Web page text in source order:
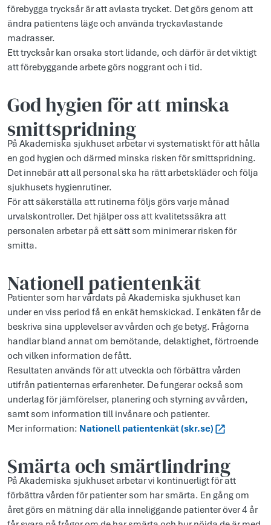
förebygga trycksår är att avlasta trycket. Det görs genom att
ändra patientens läge och använda tryckavlastande
madrasser.
Ett trycksår kan orsaka stort lidande, och därför är det viktigt
att förebyggande arbete görs noggrant och i tid.
God hygien för att minska
smittspridning
På Akademiska sjukhuset arbetar vi systematiskt för att hålla
en god hygien och därmed minska risken för smittspridning.
Det innebär att all personal ska ha rätt arbetskläder och följa
sjukhusets hygienrutiner.
För att säkerställa att rutinerna följs görs varje månad
urvalskontroller. Det hjälper oss att kvalitetssäkra att
personalen arbetar på ett sätt som minimerar risken för
smitta.
Nationell patientenkät
Patienter som har vårdats på Akademiska sjukhuset kan
under en viss period få en enkät hemskickad. I enkäten får de
beskriva sina upplevelser av vården och ge betyg. Frågorna
handlar bland annat om bemötande, delaktighet, förtroende
och vilken information de fått.
Resultaten används för att utveckla och förbättra vården
utifrån patienternas erfarenheter. De fungerar också som
underlag för jämförelser, planering och styrning av vården,
samt som information till invånare och patienter.
Mer information: Nationell patientenkät (skr.se)
Smärta och smärtlindring
På Akademiska sjukhuset arbetar vi kontinuerligt för att
förbättra vården för patienter som har smärta. En gång om
året görs en mätning där alla inneliggande patienter över 4 år